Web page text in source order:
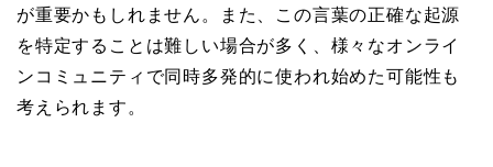
が重要かもしれません。また、この言葉の正確な起源
を特定することは難しい場合が多く、様々なオンライ
ンコミュニティで同時多発的に使われ始めた可能性も
考えられます。